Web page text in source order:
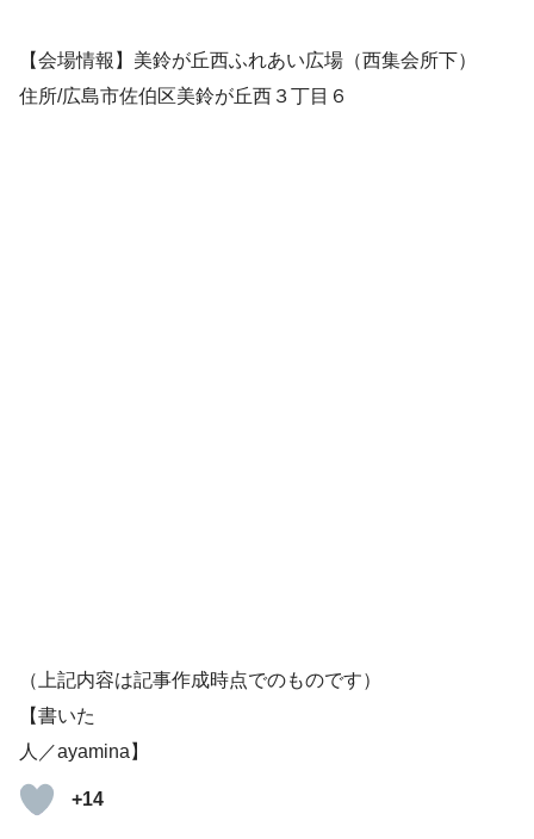
【会場情報】 美鈴が丘西ふれあい広場（西集会所下）
住所/広島市佐伯区美鈴が丘西３丁目６
（上記内容は記事作成時点でのものです）
【書いた
人／ayamina】
+14